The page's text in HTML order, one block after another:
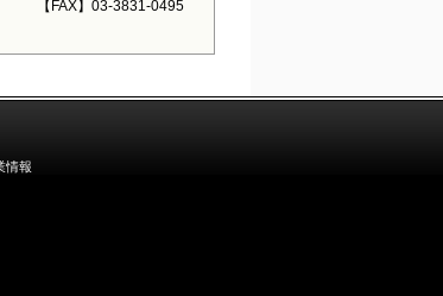
【FAX】03-3831-0495
情報